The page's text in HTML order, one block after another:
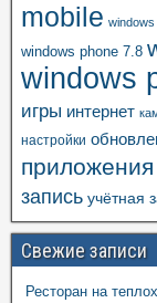
mobile
windows phone 7.8
windows
игры интернет
настройки
приложения
запись учётная
Свежие записи
Ресторан на